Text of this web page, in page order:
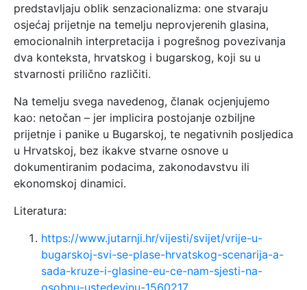
predstavljaju oblik senzacionalizma: one stvaraju
osjećaj prijetnje na temelju neprovjerenih glasina,
emocionalnih interpretacija i pogrešnog povezivanja
dva konteksta, hrvatskog i bugarskog, koji su u
stvarnosti prilično različiti.
Na temelju svega navedenog, članak ocjenjujemo
kao: netočan – jer implicira postojanje ozbiljne
prijetnje i panike u Bugarskoj, te negativnih posljedica
u Hrvatskoj, bez ikakve stvarne osnove u
dokumentiranim podacima, zakonodavstvu ili
ekonomskoj dinamici.
Literatura:
https://www.jutarnji.hr/vijesti/svijet/vrije-u-
bugarskoj-svi-se-plase-hrvatskog-scenarija-a-
sada-kruze-i-glasine-eu-ce-nam-sjesti-na-